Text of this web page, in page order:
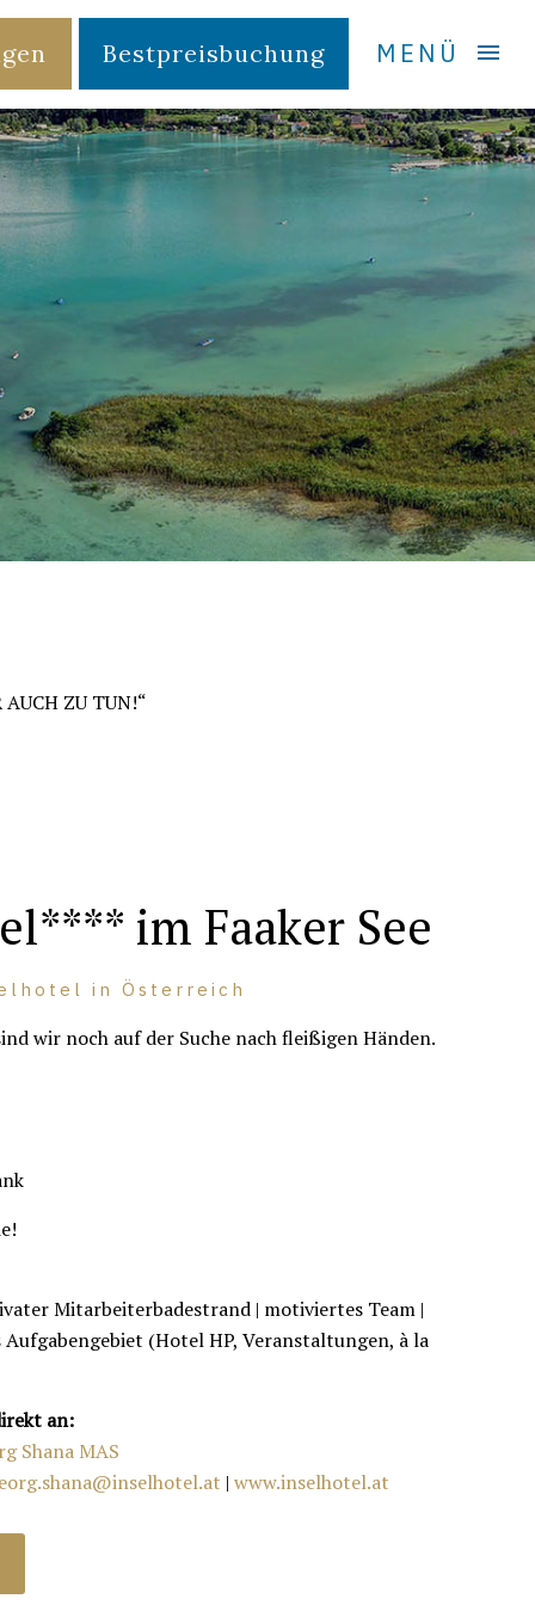
Bestpreisbuchung
ZU TUN!“
im Faaker See
in Österreich
wir noch auf der Suche nach fleißigen Händen.
Mitarbeiterbadestrand | motiviertes Team |
Aufgabengebiet (Hotel HP, Veranstaltungen, à la
an:
Shana MAS
| www.inselhotel.at
MENÜ